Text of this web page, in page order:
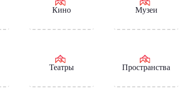
Кино Музеи
Театры Пространства